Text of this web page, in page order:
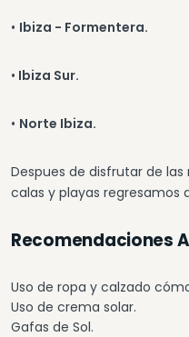
• Ibiza - Formentera.
• Ibiza Sur.
• Norte Ibiza.
Despues de disfrutar de
calas y playas regresamos
Recomendaciones
Uso de ropa y calzado
Uso de crema solar.
Gafas de Sol.